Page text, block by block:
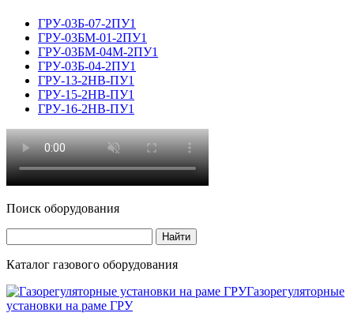
ГРУ-03Б-07-2ПУ1
ГРУ-03БМ-01-2ПУ1
ГРУ-03БМ-04М-2ПУ1
ГРУ-03Б-04-2ПУ1
ГРУ-13-2НВ-ПУ1
ГРУ-15-2НВ-ПУ1
ГРУ-16-2НВ-ПУ1
Поиск оборудования
Каталог газового оборудования
Газорегуляторные
установки на раме ГРУ